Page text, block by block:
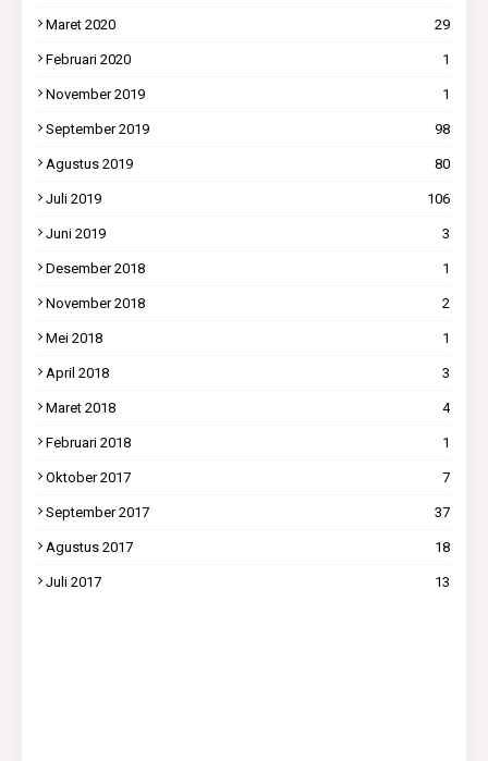
Maret 2020 29
Februari 2020 1
November 2019 1
September 2019 98
Agustus 2019 80
Juli 2019 106
Juni 2019 3
Desember 2018 1
November 2018 2
Mei 2018 1
April 2018 3
Maret 2018 4
Februari 2018 1
Oktober 2017 7
September 2017 37
Agustus 2017 18
Juli 2017 13